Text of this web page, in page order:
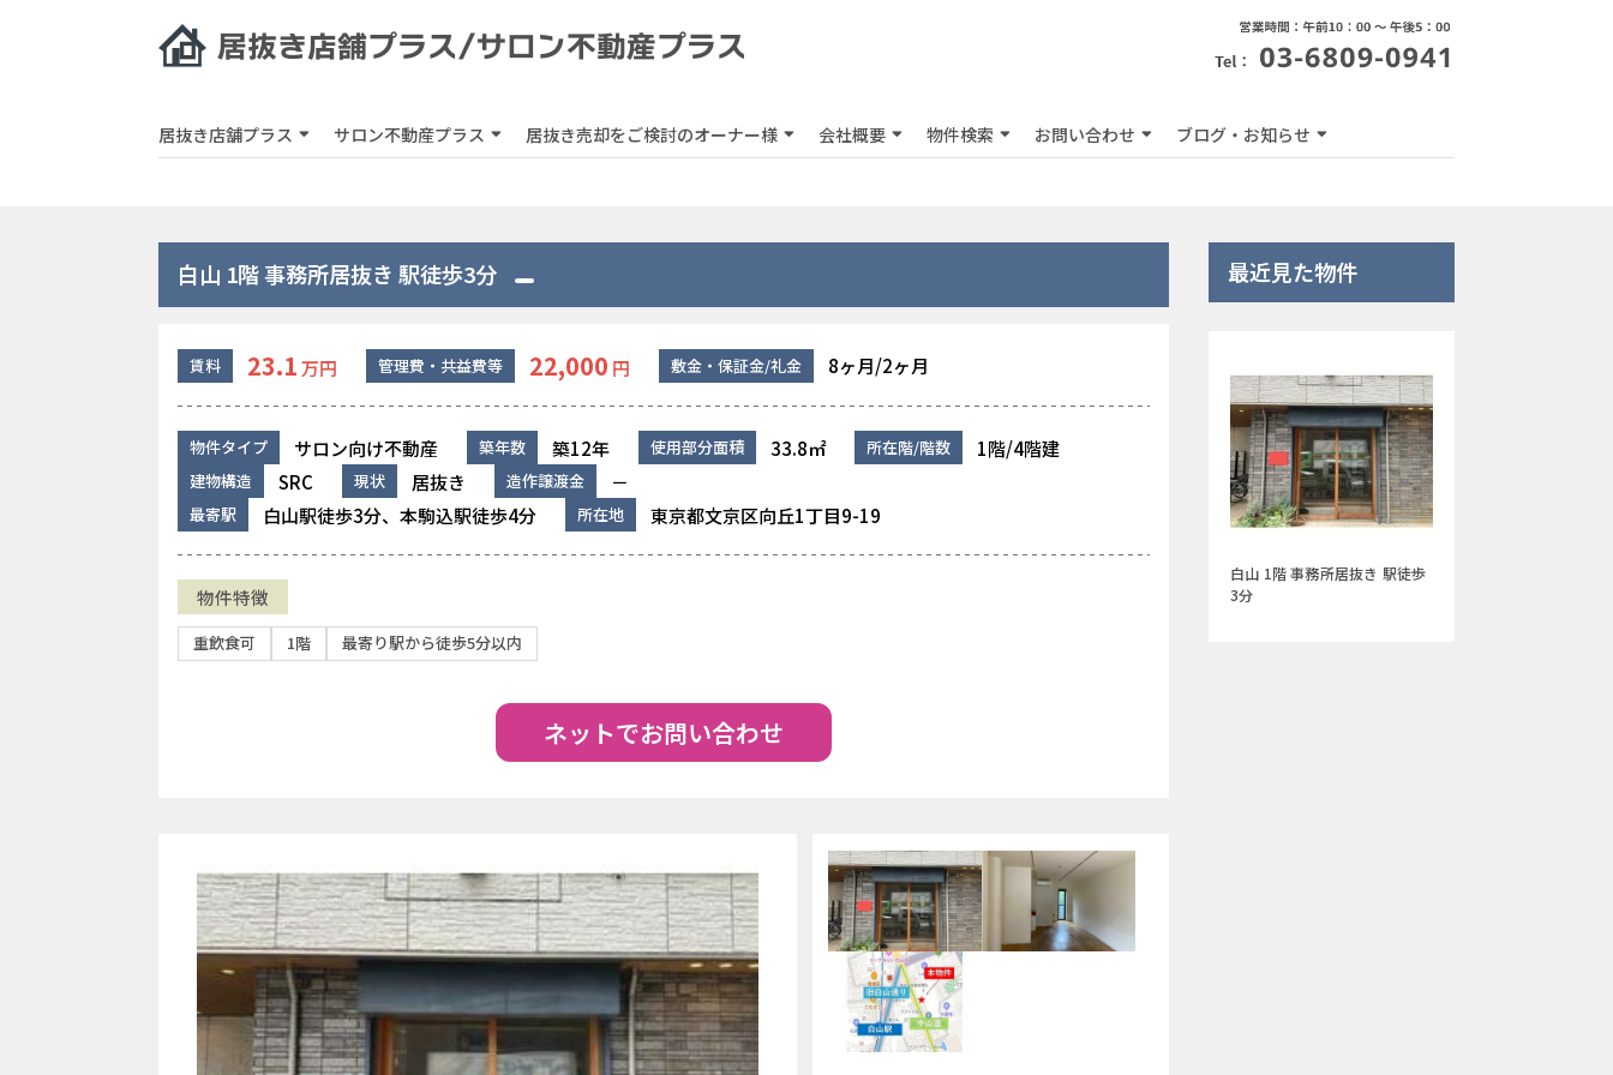
居抜き店舗プラス サロン不動産プラス 居抜き売却をご検討のオーナー様 会社概要 物件検索 お問い合わせ ブログ・お知らせ
白山 1階 事務所居抜き 駅徒歩3分
賃料 23.1万円 管理費・共益費等 22,000 円 敷金・保証金/礼金 8ヶ月/2ヶ月
物件タイプ サロン向け不動産 築年数 築12年 使用部分面積 33.8㎡ 所在階/階数 1階/4階建
建物構造 SRC 現状 居抜き 造作譲渡金 －
最寄駅 白山駅徒歩3分、本駒込駅徒歩4分 所在地 東京都文京区向丘1丁目9-19
物件特徴
重飲食可 1階 最寄り駅から徒歩5分以内
ネットでお問い合わせ
最近見た物件
白山 1階 事務所居抜き 駅徒歩
3分